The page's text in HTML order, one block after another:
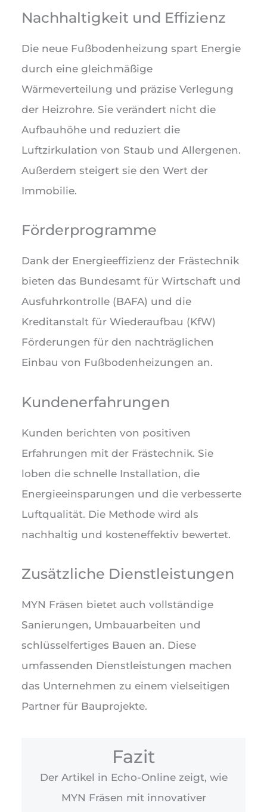
Nachhaltigkeit und Effizienz
Die neue Fußbodenheizung spart Energie
durch eine gleichmäßige
Wärmeverteilung und präzise Verlegung
der Heizrohre. Sie verändert nicht die
Aufbauhöhe und reduziert die
Luftzirkulation von Staub und Allergenen.
Außerdem steigert sie den Wert der
Immobilie.
Förderprogramme
Dank der Energieeffizienz der Frästechnik
bieten das Bundesamt für Wirtschaft und
Ausfuhrkontrolle (BAFA) und die
Kreditanstalt für Wiederaufbau (KfW)
Förderungen für den nachträglichen
Einbau von Fußbodenheizungen an.
Kundenerfahrungen
Kunden berichten von positiven
Erfahrungen mit der Frästechnik. Sie
loben die schnelle Installation, die
Energieeinsparungen und die verbesserte
Luftqualität. Die Methode wird als
nachhaltig und kosteneffektiv bewertet.
Zusätzliche Dienstleistungen
MYN Fräsen bietet auch vollständige
Sanierungen, Umbauarbeiten und
schlüsselfertiges Bauen an. Diese
umfassenden Dienstleistungen machen
das Unternehmen zu einem vielseitigen
Partner für Bauprojekte.
Fazit
Der Artikel in Echo-Online zeigt, wie
MYN Fräsen mit innovativer